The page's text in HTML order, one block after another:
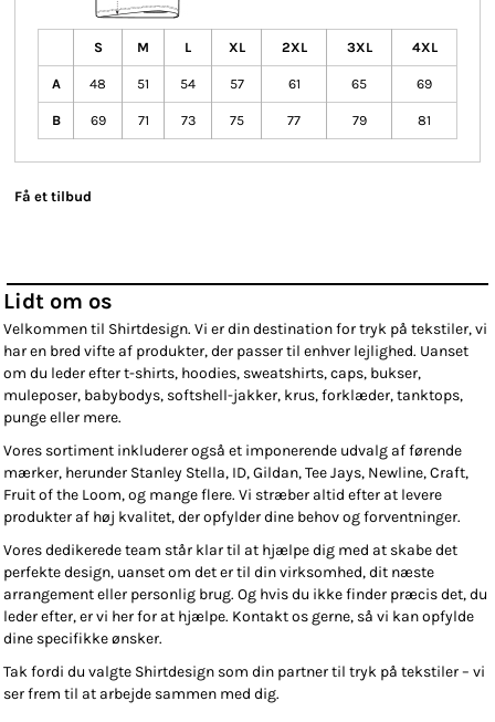
S M L XL 2XL 3XL 4XL
A 48 51 54 57 61 65 69
B 69 71 73 75 77 79 81
Få et tilbud
Lidt om os
Velkommen til Shirtdesign. Vi er din destination for tryk på tekstiler, vi
har en bred vifte af produkter, der passer til enhver lejlighed. Uanset
om du leder efter t-shirts, hoodies, sweatshirts, caps, bukser,
muleposer, babybodys, softshell-jakker, krus, forklæder, tanktops,
punge eller mere.
Vores sortiment inkluderer også et imponerende udvalg af førende
mærker, herunder Stanley Stella, ID, Gildan, Tee Jays, Newline, Craft,
Fruit of the Loom, og mange flere. Vi stræber altid efter at levere
produkter af høj kvalitet, der opfylder dine behov og forventninger.
Vores dedikerede team står klar til at hjælpe dig med at skabe det
perfekte design, uanset om det er til din virksomhed, dit næste
arrangement eller personlig brug. Og hvis du ikke finder præcis det, du
leder efter, er vi her for at hjælpe. Kontakt os gerne, så vi kan opfylde
dine specifikke ønsker.
Tak fordi du valgte Shirtdesign som din partner til tryk på tekstiler – vi
ser frem til at arbejde sammen med dig.